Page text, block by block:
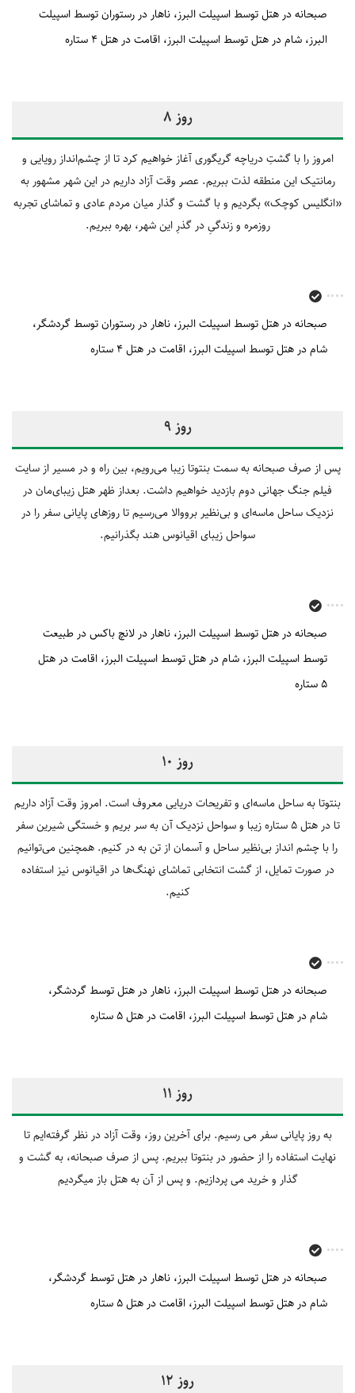
صبحانه در هتل توسط اسپیلت البرز ناهار در رستوران توسط اسپیلت
البرز شام در هتل توسط اسپیلت البرز اقامت در هتل 4 ستاره
روز 8
امروز را با گشتِ دریاچه گریگوری آغاز خواهیم کرد تا از چشم‌انداز رویایی و
رمانتیک این منطقه لذت ببریم. عصر وقت آزاد داریم در این شهر مشهور به
«انگلیس کوچک» بگردیم و با گشت و گذار میان مردم عادی و تماشای تجربه
روزمره و زندگیِ در گذرِ این شهر، بهره ببریم.
صبحانه در هتل توسط اسپیلت البرز ناهار در رستوران توسط گردشگر
شام در هتل توسط اسپیلت البرز اقامت در هتل 4 ستاره
روز 9
پس از صرف صبحانه به سمت بنتوتا زیبا می‌رویم، بین راه و در مسیر از سایت
فیلم جنگ جهانی دوم بازدید خواهیم داشت. بعداز ظهر هتل زیبای‌مان در
نزدیک ساحل ماسه‌ای و بی‌نظیر برووالا می‌رسیم تا روزهای پایانی سفر را در
سواحل زیبای اقیانوس هند بگذرانیم.
صبحانه در هتل توسط اسپیلت البرز ناهار در لانچ باکس در طبیعت
توسط اسپیلت البرز شام در هتل توسط اسپیلت البرز اقامت در هتل
5 ستاره
روز 10
بنتوتا به ساحل ماسه‌ای و تفریحات دریایی معروف است. امروز وقت آزاد داریم
تا در هتل 5 ستاره زیبا و سواحل نزدیک آن به سر بریم و خستگی شیرین سفر
را با چشم انداز بی‌نظیر ساحل و آسمان از تن به در کنیم. همچنین می‌توانیم
در صورت تمایل، از گشت انتخابی تماشای نهنگ‌ها در اقیانوس نیز استفاده
کنیم.
صبحانه در هتل توسط اسپیلت البرز ناهار در هتل توسط گردشگر
شام در هتل توسط اسپیلت البرز اقامت در هتل 5 ستاره
روز 11
به روز پایانی سفر می رسیم. برای آخرین روز، وقت آزاد در نظر گرفته‌ایم تا
نهایت استفاده را از حضور در بنتوتا ببریم. پس از صرف صبحانه، به گشت و
گذار و خرید می پردازیم. و پس از آن به هتل باز میگردیم
صبحانه در هتل توسط اسپیلت البرز ناهار در هتل توسط گردشگر
شام در هتل توسط اسپیلت البرز اقامت در هتل 5 ستاره
روز 12